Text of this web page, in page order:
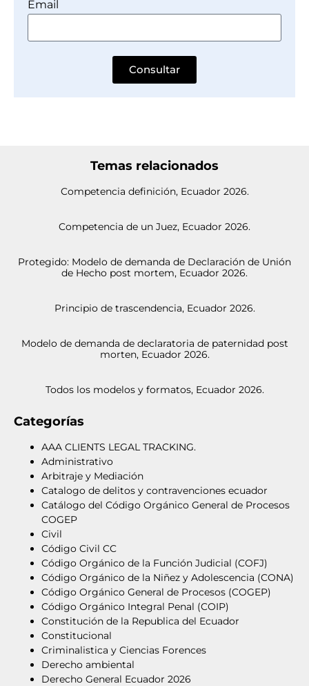
Email
Consultar
Temas relacionados
Competencia definición, Ecuador 2026.
Competencia de un Juez, Ecuador 2026.
Protegido: Modelo de demanda de Declaración de Unión
de Hecho post mortem, Ecuador 2026.
Principio de trascendencia, Ecuador 2026.
Modelo de demanda de declaratoria de paternidad post
morten, Ecuador 2026.
Todos los modelos y formatos, Ecuador 2026.
Categorías
AAA CLIENTS LEGAL TRACKING.
Administrativo
Arbitraje y Mediación
Catalogo de delitos y contravenciones ecuador
Catálogo del Código Orgánico General de Procesos
COGEP
Civil
Código Civil CC
Código Orgánico de la Función Judicial (COFJ)
Código Orgánico de la Niñez y Adolescencia (CONA)
Código Orgánico General de Procesos (COGEP)
Código Orgánico Integral Penal (COIP)
Constitución de la Republica del Ecuador
Constitucional
Criminalistica y Ciencias Forences
Derecho ambiental
Derecho General Ecuador 2026